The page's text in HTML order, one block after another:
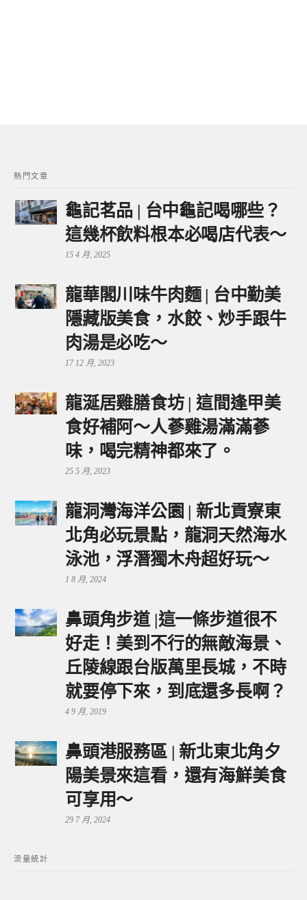
熱門文章
龜記茗品 | 台中龜記喝哪些？
這幾杯飲料根本必喝店代表～
15 4 月, 2025
龍華閣川味牛肉麵 | 台中勤美
隱藏版美食，水餃、炒手跟牛
肉湯是必吃～
17 12 月, 2023
龍涎居雞膳食坊 | 這間逢甲美
食好補阿～人蔘雞湯滿滿蔘
味，喝完精神都來了。
25 5 月, 2023
龍洞灣海洋公園 | 新北貢寮東
北角必玩景點，龍洞天然海水
泳池，浮潛獨木舟超好玩～
1 8 月, 2024
鼻頭角步道 |這一條步道很不
好走！美到不行的無敵海景、
丘陵線跟台版萬里長城，不時
就要停下來，到底還多長啊？
4 9 月, 2019
鼻頭港服務區 | 新北東北角夕
陽美景來這看，還有海鮮美食
可享用～
29 7 月, 2024
流量統計